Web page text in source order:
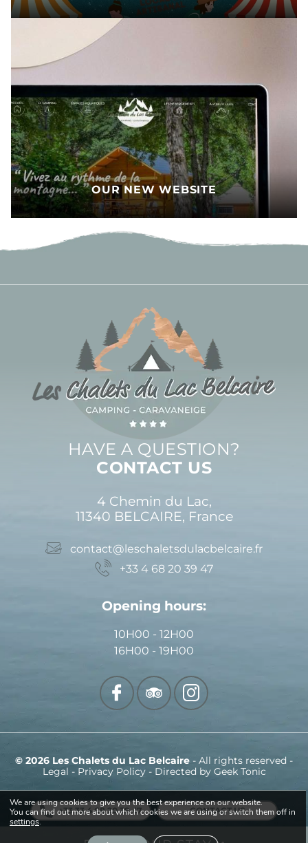
+33 33 4 68 20 39 47 CONTACT US
OUR NEW WEBSITE
HAVE A QUESTION?
CONTACT US
4 Chemin du Lac,
11340 BELCAIRE, France
contact@leschaletsdulacbelcaire.fr
+33 4 68 20 39 47
Opening hours:
10H00 - 12H00
16H00 - 19H00
© 2026 Les Chalets du Lac Belcaire - All rights reserved -
Legal - Privacy Policy - Directed by Geek Tonic
We are using cookies to give you the best experience on our website.
You can find out more about which cookies we are using or switch them off in
settings.